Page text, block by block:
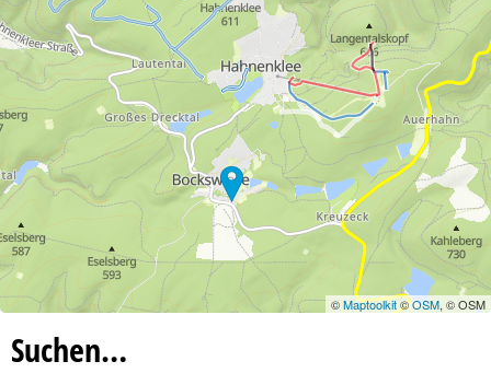
©Maptoolkit©OSM, © OSM
Suchen…